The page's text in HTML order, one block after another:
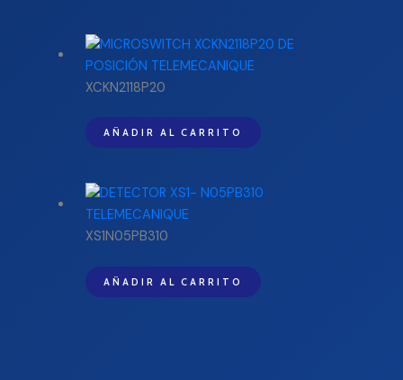
XCKN2118P20
AÑADIR AL CARRITO
XS1N05PB310
AÑADIR AL CARRITO